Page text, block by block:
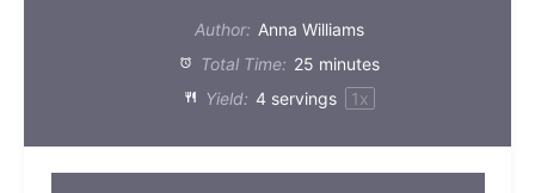
Author: Anna Williams
Total Time: 25 minutes
Yield: 4servings 1x